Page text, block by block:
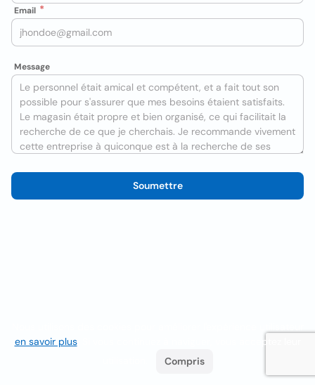
Email
Message
Soumettre
en savoir plus. Si vous continuez à naviguer, vous acceptez leur
Compris